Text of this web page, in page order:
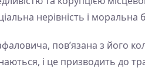
нерівність і моральна
пов’язана з його
і це призводить до